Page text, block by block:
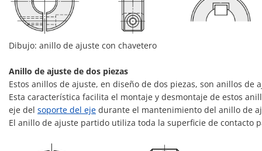
Dibujo: anillo de ajuste con chavetero
Anillo de ajuste de dos piezas
Estos anillos de ajuste, en diseño de dos piezas, son anillos
Esta característica facilita el montaje y desmontaje de estos
eje del soporte del eje durante el mantenimiento del anillo de
El anillo de ajuste partido utiliza toda la superficie de contacto